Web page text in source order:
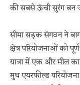
की सबसे ऊंची सुरंग बन
सीमा सड़क संगठन ने
क्षेत्र परियोजनाओं को
यात्रा में एक और मील का
मुध एयरफील्ड